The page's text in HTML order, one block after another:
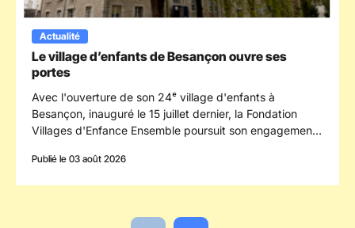
Actualité
Le village d’enfants de Besançon ouvre ses
portes
Avec l'ouverture de son 24ᵉ village d'enfants à
Besançon, inauguré le 15 juillet dernier, la Fondation
Villages d'Enfance Ensemble poursuit son engagement
l'enfance en s'implantant dans le département du
Publié le 03 août 2026